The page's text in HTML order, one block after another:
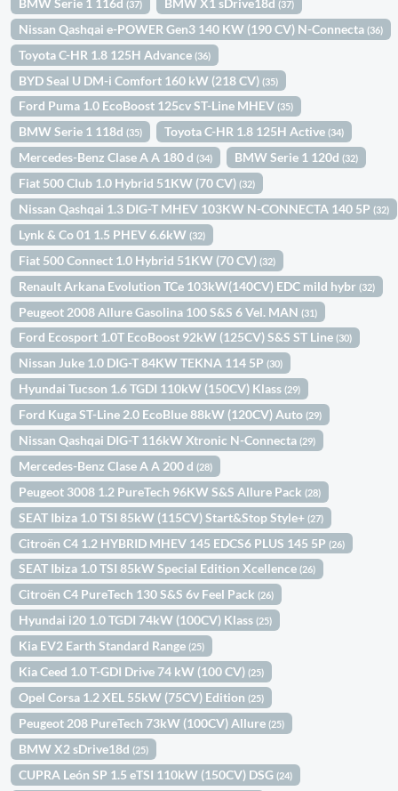
(37) (37)
Nissan Qashqai e-POWER Gen3 140 KW (190 CV) N-Connecta(36)
Toyota C-HR 1.8 125H Advance(36)
BYD Seal U DM-i Comfort 160 kW (218 CV)(35)
Ford Puma 1.0 EcoBoost 125cv ST-Line MHEV(35)
BMW Serie 1 118d(35) Toyota C-HR 1.8 125H Active(34)
Mercedes-Benz Clase A A 180 d(34) BMW Serie 1 120d(32)
Fiat 500 Club 1.0 Hybrid 51KW (70 CV)(32)
Nissan Qashqai 1.3 DIG-T MHEV 103KW N-CONNECTA 140 5P(32)
Lynk & Co 01 1.5 PHEV 6.6kW(32)
Fiat 500 Connect 1.0 Hybrid 51KW (70 CV)(32)
Renault Arkana Evolution TCe 103kW(140CV) EDC mild hybr(32)
Peugeot 2008 Allure Gasolina 100 S&S 6 Vel. MAN(31)
Ford Ecosport 1.0T EcoBoost 92kW (125CV) S&S ST Line(30)
Nissan Juke 1.0 DIG-T 84KW TEKNA 114 5P(30)
Hyundai Tucson 1.6 TGDI 110kW (150CV) Klass(29)
Ford Kuga ST-Line 2.0 EcoBlue 88kW (120CV) Auto(29)
Nissan Qashqai DIG-T 116kW Xtronic N-Connecta(29)
Mercedes-Benz Clase A A 200 d(28)
Peugeot 3008 1.2 PureTech 96KW S&S Allure Pack(28)
SEAT Ibiza 1.0 TSI 85kW (115CV) Start&Stop Style+(27)
Citroën C4 1.2 HYBRID MHEV 145 EDCS6 PLUS 145 5P(26)
SEAT Ibiza 1.0 TSI 85kW Special Edition Xcellence(26)
Citroën C4 PureTech 130 S&S 6v Feel Pack(26)
Hyundai i20 1.0 TGDI 74kW (100CV) Klass(25)
Kia EV2 Earth Standard Range(25)
Kia Ceed 1.0 T-GDI Drive 74 kW (100 CV)(25)
Opel Corsa 1.2 XEL 55kW (75CV) Edition(25)
Peugeot 208 PureTech 73kW (100CV) Allure(25)
BMW X2 sDrive18d(25)
CUPRA León SP 1.5 eTSI 110kW (150CV) DSG(24)